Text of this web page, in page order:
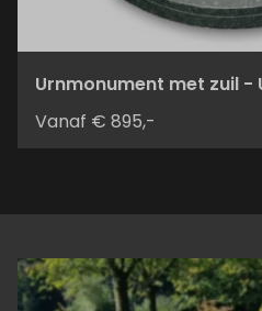
Urnmonument met zuil -
Vanaf € 895,-